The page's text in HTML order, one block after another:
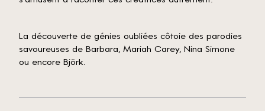
La découverte de génies oubliées côtoie des parodies
savoureuses de Barbara, Mariah Carey, Nina Simone
ou encore Björk.